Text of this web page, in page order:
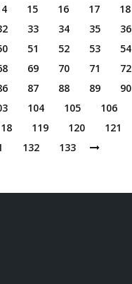
15 16 17 18
33 34 35 36
51 52 53 54
69 70 71 72
87 88 89 90
104 105 106
119 120 121
132 133